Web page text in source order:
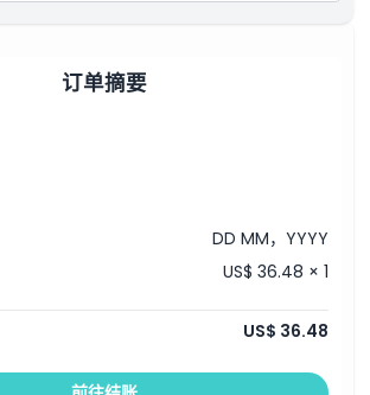
订单摘要
DD MM，YYYY
US$ 36.48 × 1
US$ 36.48